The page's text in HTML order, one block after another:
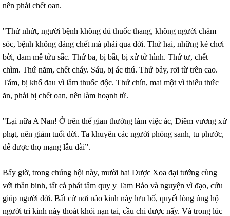
nên phải chết oan.
"Thứ nhứt, người bệnh không đủ thuốc thang, không người chăm
sóc, bệnh không đáng chết mà phải qua đời. Thứ hai, những kẻ chơi
bời, đam mê tửu sắc. Thứ ba, bị bắt, bị xử tử hình. Thứ tư, chết
chìm. Thứ năm, chết cháy. Sáu, bị ác thú. Thứ bảy, rơi từ trên cao.
Tám, bị khổ đau vì lầm thuốc độc. Thứ chín, mai một vì thiếu thức
ăn, phải bị chết oan, nên làm hoạnh tử.
"Lại nữa A Nan! Ở trên thế gian thường làm việc ác, Diêm vương xử
phạt, nên giảm tuổi đời. Ta khuyên các người phóng sanh, tu phước,
để được thọ mạng lâu dài”.
Bấy giờ, trong chúng hội này, mười hai Dược Xoa đại tướng cùng
với thần binh, tất cả phát tâm quy y Tam Bảo và nguyện vì đạo, cứu
giúp người đời. Bất cứ nơi nào kinh này lưu bố, quyết lòng ủng hộ
người trì kinh này thoát khỏi nạn tai, cầu chi được nấy. Và trong lúc